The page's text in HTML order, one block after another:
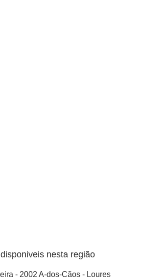
nesta região
- 2002 A-dos-Cãos - Loures